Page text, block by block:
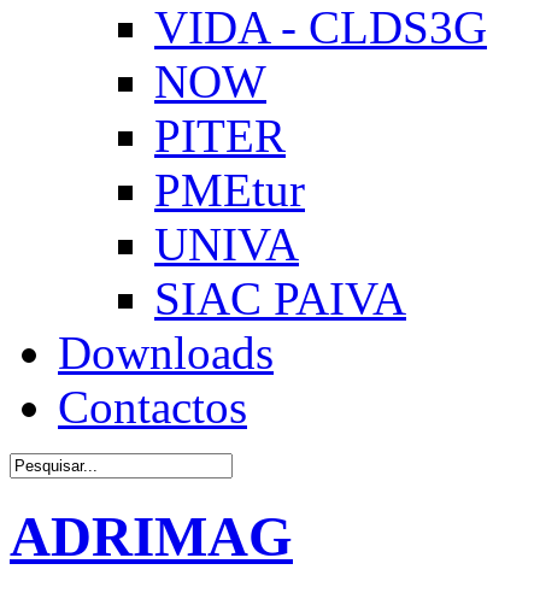
VIDA - CLDS3G
NOW
PITER
PMEtur
UNIVA
SIAC PAIVA
Downloads
Contactos
ADRIMAG